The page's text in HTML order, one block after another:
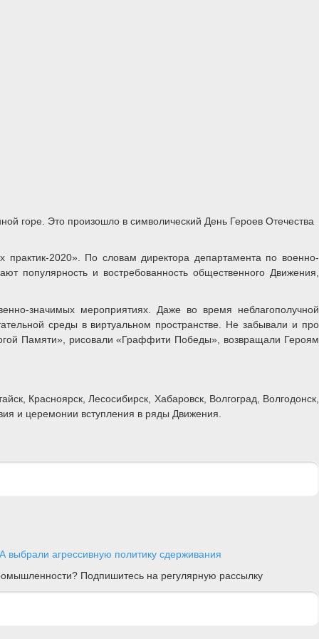
горе. Это произошло в символический День Героев Отечества
2020». По словам директора департамента по военно-
популярность и востребованность общественного Движения,
значимых мероприятиях. Даже во время неблагополучной
среды в виртуальном пространстве. Не забывали и про
Памяти», рисовали «Граффити Победы», возвращали Героям
Красноярск, Лесосибирск, Хабаровск, Волгоград, Волгодонск,
и церемонии вступления в ряды Движения.
агрессивную политику сдерживания
Подпишитесь на регулярную рассылку